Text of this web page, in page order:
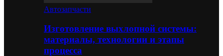
Автозапчасти
Изготовление выхлопной системы:
материалы, технологии и этапы
процесса